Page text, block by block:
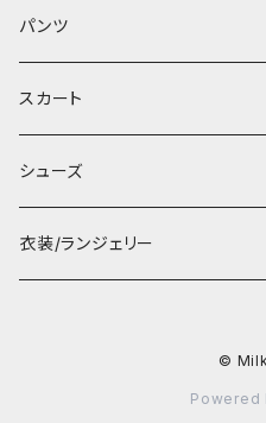
パンツ
スカート
シューズ
衣装/ランジェリー
©
Powered